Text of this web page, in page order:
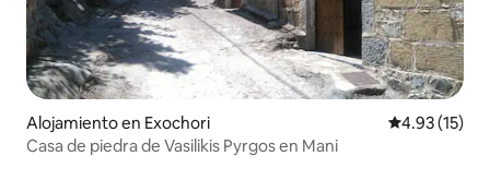
Alojamiento en Exochori Calificación
4.93 (15)
Casa de piedra de Vasilikis Pyrgos en Mani